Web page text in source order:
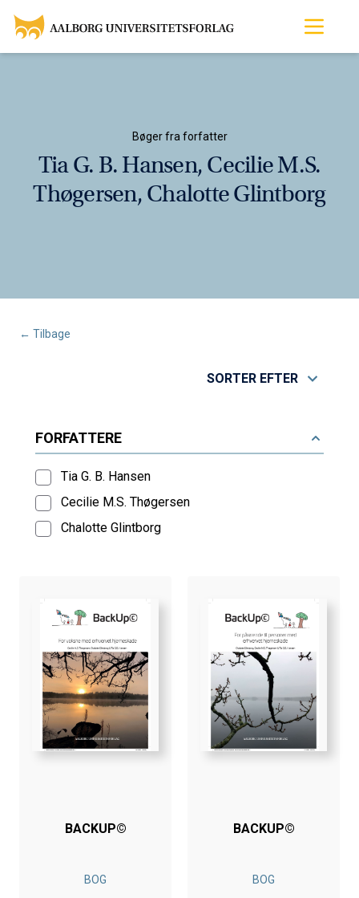
Bøger fra forfatter
Tia G. B. Hansen, Cecilie M.s.
Thøgersen, Chalotte Glintborg
← Tilbage
SORTER EFTER
FORFATTERE
Tia G. B. Hansen
Cecilie M.s. Thøgersen
Chalotte Glintborg
BACKUP©
BOG
BACKUP©
BOG